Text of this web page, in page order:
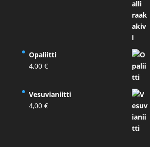
Opaliitti
4,00 €
Vesuvianiitti
4,00 €